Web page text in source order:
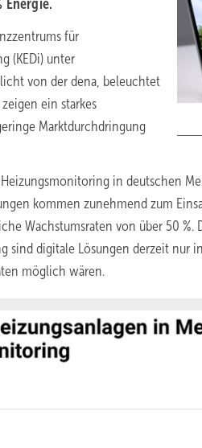
Energie.
für
(KEDi) unter
von der dena, beleuchtet
ein starkes
Marktdurchdringung
in deutschen
kommen zunehmend zum
Wachstumsraten von über 50
sind digitale Lösungen derzeit nur
möglich wären.